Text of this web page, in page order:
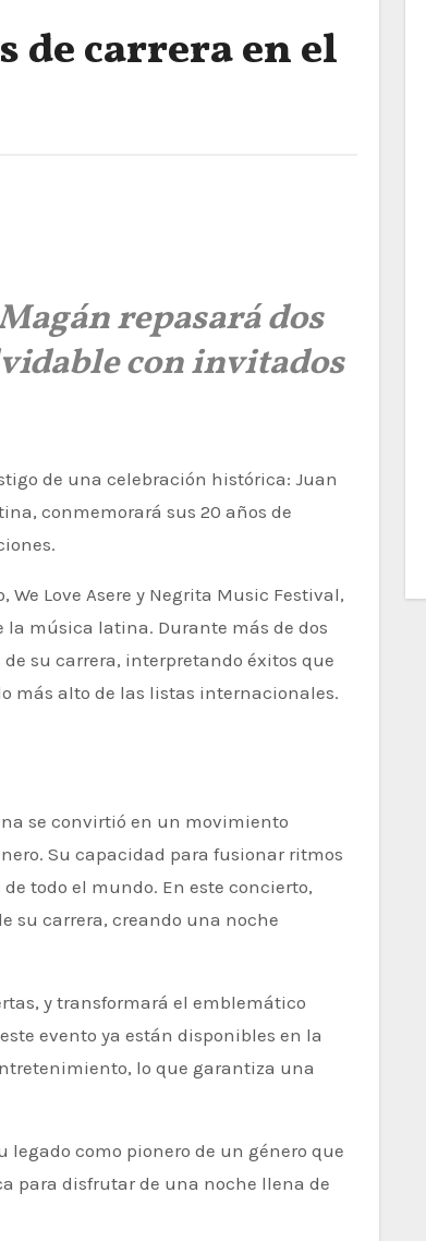
de carrera en el
repasará dos
con invitados
conmemorará sus 20 años de
Love Asere y Negrita Music Festival,
música latina. Durante más de dos
su carrera, interpretando éxitos que
más alto de las listas internacionales.
Su capacidad para fusionar ritmos
todo el mundo. En este concierto,
su carrera, creando una noche
y transformará el emblemático
evento ya están disponibles en la
lo que garantiza una
legado como pionero de un género que
para disfrutar de una noche llena de